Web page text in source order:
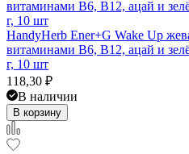
HandyHerb Ener+G Wake Up
витаминами B6, B12, ацай и
г, 10 шт
118,30 ₽
В наличии
В корзину